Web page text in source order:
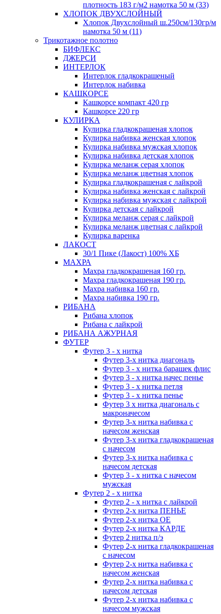
плотность 183 г/м2 намотка 50 м (33)
ХЛОПОК ДВУХСЛОЙНЫЙ
Хлопок Двухслойный ш.250см/130гр/м
намотка 50 м (11)
Трикотажное полотно
БИФЛЕКС
ДЖЕРСИ
ИНТЕРЛОК
Интерлок гладкокрашеный
Интерлок набивка
КАШКОРСЕ
Кашкорсе компакт 420 гр
Кашкорсе 220 гр
КУЛИРКА
Кулирка гладкокрашеная хлопок
Кулирка набивка женская хлопок
Кулирка набивка мужская хлопок
Кулирка набивка детская хлопок
Кулирка меланж серая хлопок
Кулирка меланж цветная хлопок
Кулирка гладкокрашеная с лайкрой
Кулирка набивка женская с лайкрой
Кулирка набивка мужская с лайкрой
Кулирка детская с лайкрой
Кулирка меланж серая с лайкрой
Кулирка меланж цветная с лайкрой
Кулирка варенка
ЛАКОСТ
30/1 Пике (Лакост) 100% ХБ
МАХРА
Махра гладкокрашеная 160 гр.
Махра гладкокрашеная 190 гр.
Махра набивка 160 гр.
Махра набивка 190 гр.
РИБАНА
Рибана хлопок
Рибана с лайкрой
РИБАНА АЖУРНАЯ
ФУТЕР
Футер 3 - х нитка
Футер 3-х нитка диагональ
Футер 3 - х нитка барашек флис
Футер 3 - х нитка начес пенье
Футер 3 - х нитка петля
Футер 3 - х нитка пенье
Футер 3 х нитка диагональ с
макроначесом
Футер 3-х нитка набивка с
начесом женская
Футер 3-х нитка гладкокрашеная
с начесом
Футер 3-х нитка набивка с
начесом детская
Футер 3 - х нитка с начесом
мужская
Футер 2 - х нитка
Футер 2 - х нитка с лайкрой
Футер 2-х нитка ПЕНЬЕ
Футер 2-х нитка ОЕ
Футер 2-х нитка КАРДЕ
Футер 2 нитка п/э
Футер 2-х нитка гладкокрашеная
с начесом
Футер 2-х нитка набивка с
начесом женская
Футер 2-х нитка набивка с
начесом детская
Футер 2-х нитка набивка с
начесом мужская